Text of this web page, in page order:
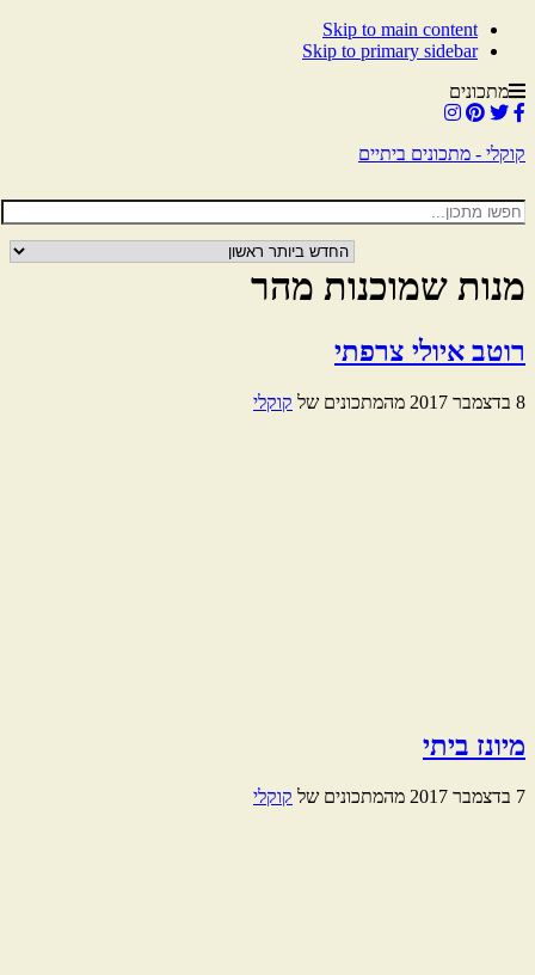
Skip to main content
Skip to primary sidebar
מתכונים
קוקלי - מתכונים ביתיים
מנות שמוכנות מהר
רוטב איולי צרפתי
8 בדצמבר 2017 מהמתכונים של קוקלי
מיונז ביתי
7 בדצמבר 2017 מהמתכונים של קוקלי